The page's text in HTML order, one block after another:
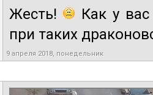
Жесть!
Как у
при таких
9 апреля 2018, понедельник